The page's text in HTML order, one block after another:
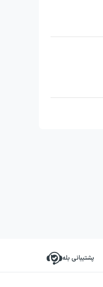
پشتیبانی بله